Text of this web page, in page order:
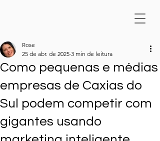
Como pequenas e médias
empresas de Caxias do
Sul podem competir com
gigantes usando
Rose
25 de abr. de 2025 3 min de leitura